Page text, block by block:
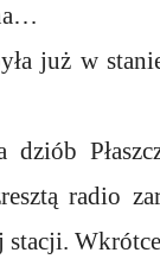
już w
dziób
radio